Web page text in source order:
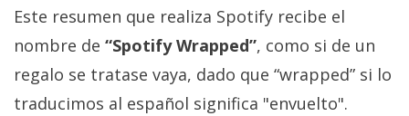
privacidad
/
Aviso
Legal
Este resumen que realiza Spotify recibe el
nombre de “Spotify Wrapped”, como si de un
regalo se tratase vaya, dado que “wrapped” si lo
traducimos al español significa "envuelto".